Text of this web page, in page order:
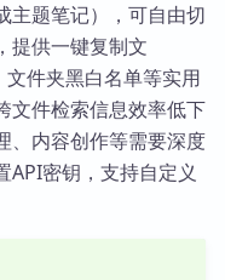
主题笔记），可自由切
提供一键复制文
件夹黑白名单等实用
文件检索信息效率低下
、内容创作等需要深度
API密钥，支持自定义